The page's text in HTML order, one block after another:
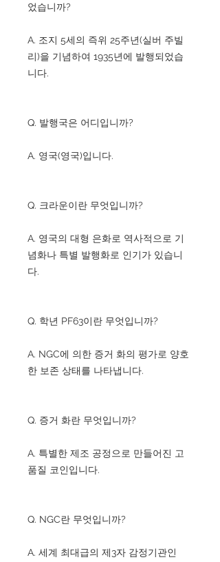
었습니까?
A. 조지 5세의 즉위 25주년(실버 주빌
리)을 기념하여 1935년에 발행되었습
니다.
Q. 발행국은 어디입니까?
A. 영국(영국)입니다.
Q. 크라운이란 무엇입니까?
A. 영국의 대형 은화로 역사적으로 기
념화나 특별 발행화로 인기가 있습니
다.
Q. 학년 PF63이란 무엇입니까?
A. NGC에 의한 증거 화의 평가로 양호
한 보존 상태를 나타냅니다.
Q. 증거 화란 무엇입니까?
A. 특별한 제조 공정으로 만들어진 고
품질 코인입니다.
Q. NGC란 무엇입니까?
A. 세계 최대급의 제3자 감정기관인